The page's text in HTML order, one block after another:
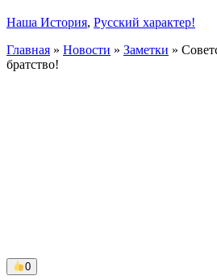
Наша История, Русский характер!
Главная » Новости » Заметки »
братство!
0